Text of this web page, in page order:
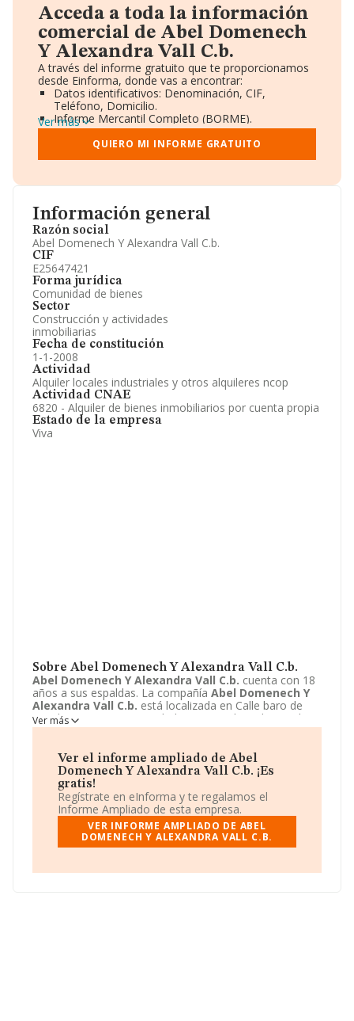
Información general
Razón social
Abel Domenech Y Alexandra Vall C.b.
CIF
E25647421
Forma jurídica
Comunidad de bienes
Sector
Construcción y actividades
inmobiliarias
Fecha de constitución
1-1-2008
Actividad
Alquiler locales industriales y otros alquileres ncop
Actividad CNAE
6820 - Alquiler de bienes inmobiliarios por cuenta propia
Estado de la empresa
Viva
Sobre Abel Domenech Y Alexandra Vall C.b.
Abel Domenech Y Alexandra Vall C.b. cuenta con 18
años a sus espaldas. La compañía Abel Domenech Y
Alexandra Vall C.b. está localizada en Calle baro de
Maials, 13 - 3 2. Su actividad CNAE se ubica dentro de
6820 - Alquiler de bienes inmobiliarios por cuenta propia.
modelo de sociedad Comunidad de bienes.
Ver más
Ver el informe ampliado de Abel
Domenech Y Alexandra Vall C.b. ¡Es
gratis!
Regístrate en eInforma y te regalamos el
Informe Ampliado de esta empresa.
VER INFORME AMPLIADO DE ABEL
DOMENECH Y ALEXANDRA VALL C.B.
Acceda a toda la información
comercial de Abel Domenech
Y Alexandra Vall C.b.
A través del informe gratuito que te proporcionamos
desde Einforma, donde vas a encontrar:
Datos identificativos: Denominación, CIF,
Teléfono, Domicilio.
Informe Mercantil Completo (BORME).
Gráficos de Evolución Ventas y Empleados.
Consejo de Administración y Administradores.
Directivos y Ejecutivos.
Información oficial y registral complementaria.
Ver más
QUIERO MI INFORME GRATUITO